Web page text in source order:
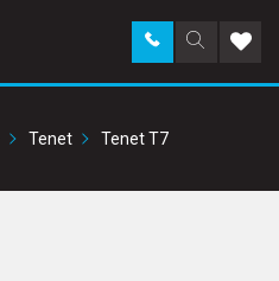
Поиск
по
Заказать
звонок в
Tenet Tenet T7